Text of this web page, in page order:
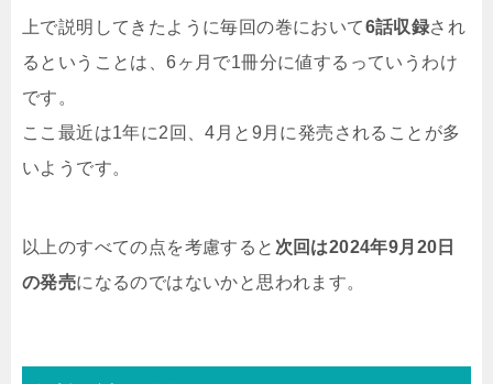
上で説明してきたように毎回の巻において6話収録され
るということは、6ヶ月で1冊分に値するっていうわけ
です。
ここ最近は1年に2回、4月と9月に発売されることが多
いようです。
以上のすべての点を考慮すると 次回は2024年9月20日
の発売になるのではないかと思われます。